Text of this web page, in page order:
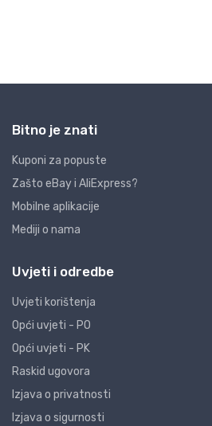
Bitno je znati
Kuponi za popuste
Zašto eBay i AliExpress?
Mobilne aplikacije
Mediji o nama
Uvjeti i odredbe
Uvjeti korištenja
Opći uvjeti - PO
Opći uvjeti - PK
Raskid ugovora
Izjava o privatnosti
Izjava o sigurnosti